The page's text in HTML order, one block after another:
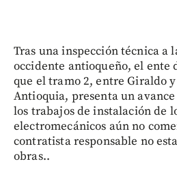
Tras una inspección técnica a
occidente antioqueño, el ente
que el tramo 2, entre Giraldo
Antioquia, presenta un
los trabajos de instalación de
electromecánicos aún no
contratista responsable no
obras..